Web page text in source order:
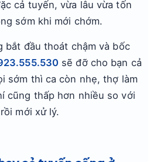
cả tuyến, vừa lâu vừa tốn
sớm khi mới chớm.
bắt đầu thoát chậm và bốc
sẽ đỡ cho bạn cả
sớm thì ca còn nhẹ, thợ làm
cũng thấp hơn nhiều so với
mới xử lý.